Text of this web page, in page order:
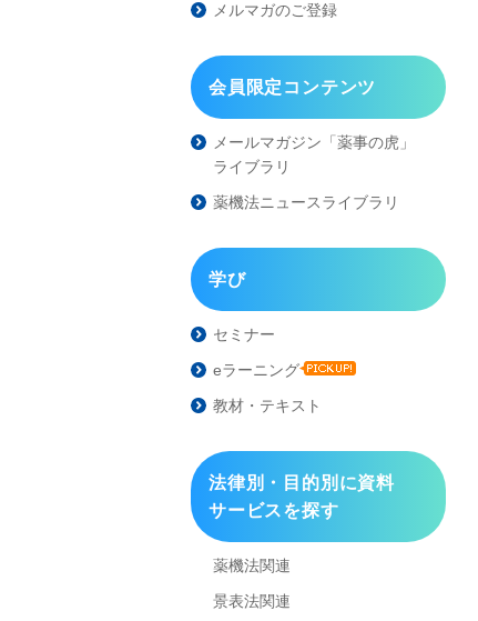
メルマガのご登録
会員限定コンテンツ
メールマガジン「薬事の虎」
ライブラリ
薬機法ニュースライブラリ
学び
セミナー
eラーニング
教材・テキスト
法律別・目的別に資料
サービスを探す
薬機法関連
景表法関連